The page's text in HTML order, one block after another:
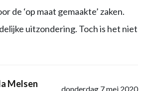
de ‘op maat gemaakte’ zaken.
uitzondering. Toch is het niet
Melsen
donderdag 7 mei 2020